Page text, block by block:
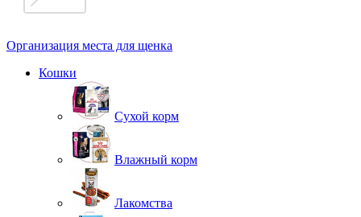
Организация места для щенка
Кошки
Сухой корм
Влажный корм
Лакомства